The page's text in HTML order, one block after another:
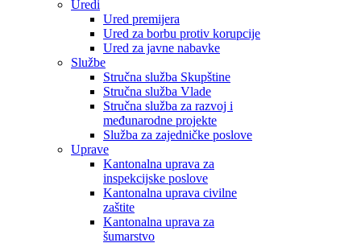
Uredi
Ured premijera
Ured za borbu protiv korupcije
Ured za javne nabavke
Službe
Stručna služba Skupštine
Stručna služba Vlade
Stručna služba za razvoj i
međunarodne projekte
Služba za zajedničke poslove
Uprave
Kantonalna uprava za
inspekcijske poslove
Kantonalna uprava civilne
zaštite
Kantonalna uprava za
šumarstvo